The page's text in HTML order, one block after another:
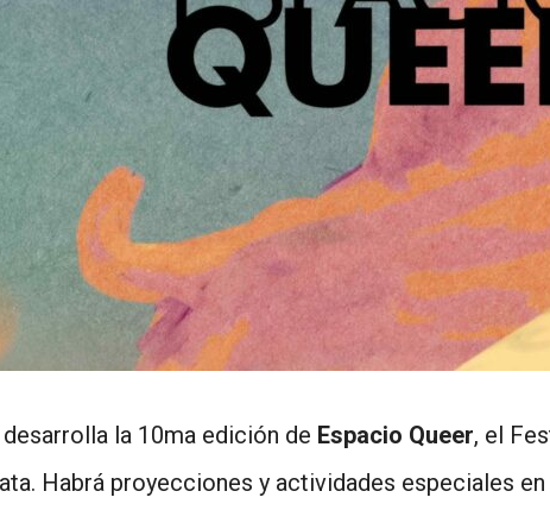
la 10ma edición de Espacio Queer, el
Habrá proyecciones y actividades especiales